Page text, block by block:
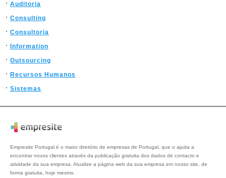
Auditoria
Consulting
Consultoria
Information
Outsourcing
Recursos Humanos
Sistemas
Empresite Portugal é o maior diretório de empresas de Portugal, que o ajuda a
encontrar novos clientes através da publicação gratuita dos dados de contacto e
atividade da sua empresa. Atualize a página web da sua empresa em nosso site, de
forma gratuita, hoje mesmo.